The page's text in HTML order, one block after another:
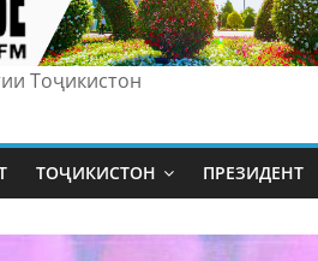
Тоҷикистон
ТОҶИКИСТОН ПРЕЗИДЕНТ